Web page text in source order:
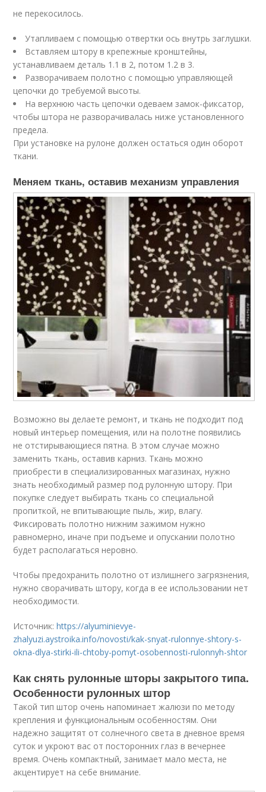
не перекосилось.
Утапливаем с помощью отвертки ось внутрь заглушки.
Вставляем штору в крепежные кронштейны,
устанавливаем деталь 1.1 в 2, потом 1.2 в 3.
Разворачиваем полотно с помощью управляющей
цепочки до требуемой высоты.
На верхнюю часть цепочки одеваем замок-фиксатор,
чтобы штора не разворачивалась ниже установленного
предела.
При установке на рулоне должен остаться один оборот
ткани.
Меняем ткань, оставив механизм управления
Возможно вы делаете ремонт, и ткань не подходит под
новый интерьер помещения, или на полотне появились
не отстирывающиеся пятна. В этом случае можно
заменить ткань, оставив карниз. Ткань можно
приобрести в специализированных магазинах, нужно
знать необходимый размер под рулонную штору. При
покупке следует выбирать ткань со специальной
пропиткой, не впитывающие пыль, жир, влагу.
Фиксировать полотно нижним зажимом нужно
равномерно, иначе при подъеме и опускании полотно
будет располагаться неровно.
Чтобы предохранить полотно от излишнего загрязнения,
нужно сворачивать штору, когда в ее использовании нет
необходимости.
Источник:https://alyuminievye-
zhalyuzi.aystroika.info/novosti/kak-snyat-rulonnye-shtory-s-
okna-dlya-stirki-ili-chtoby-pomyt-osobennosti-rulonnyh-shtor
Как снять рулонные шторы закрытого типа.
Особенности рулонных штор
Такой тип штор очень напоминает жалюзи по методу
крепления и функциональным особенностям. Они
надежно защитят от солнечного света в дневное время
суток и укроют вас от посторонних глаз в вечернее
время. Очень компактный, занимает мало места, не
акцентирует на себе внимание.